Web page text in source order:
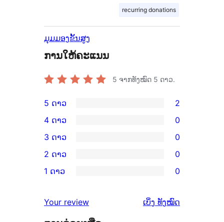
recurring donations
ມຸມມອງຂັ້ນສູງ
ການໃຫ້ຄະແນນ
5 ຈາກທັງໝົດ 5 ດາວ.
ການ
ວິຈານ
5
ດາວ
ຈຳນວນ
ລາຍການ
5 ດາວ 2
ວິຈານ
4
ດາວ
0
ລາຍການ
4 ດາວ 0
ການ
ວິຈານ
3
ຈຳນວນ
0
3 ດາວ 0
ວິຈານ
ດາວ
2 ດາວ 0
1
1 ດາວ 0
Your review ເບິ່ງ ຄຳ
ທັງໝົດ